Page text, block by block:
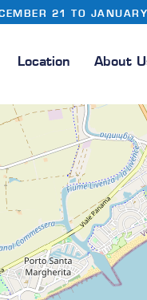
21 TO
Location About